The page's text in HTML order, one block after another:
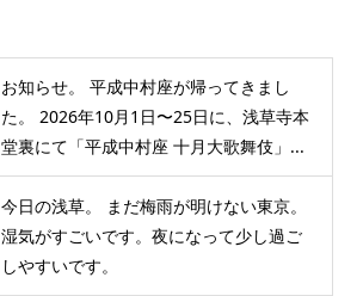
お知らせ。 平成中村座が帰ってきまし
た。 2026年10月1日〜25日に、浅草寺本
堂裏にて「平成中村座 十月大歌舞伎」...
今日の浅草。 まだ梅雨が明けない東京。
湿気がすごいです。夜になって少し過ご
しやすいです。